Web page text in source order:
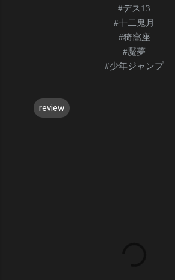
#デス13
#十二鬼月
#猗窩座
#魘夢
#少年ジャンプ
review